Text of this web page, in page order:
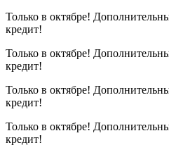
Только в октябре!
кредит!
Только в октябре!
кредит!
Только в октябре!
кредит!
Только в октябре!
кредит!